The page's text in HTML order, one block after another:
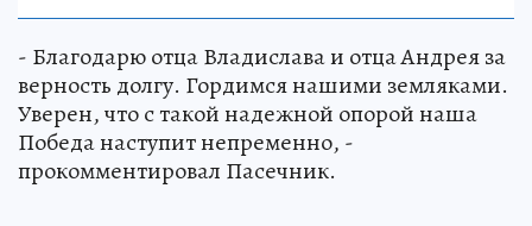
- Благодарю отца Владислава и отца Андрея за
верность долгу. Гордимся нашими земляками.
Уверен, что с такой надежной опорой наша
Победа наступит непременно, -
прокомментировал Пасечник.